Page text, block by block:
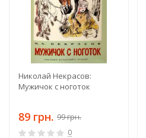
Николай Некрасов:
Мужичок с ноготок
89 грн. 99 грн.
0